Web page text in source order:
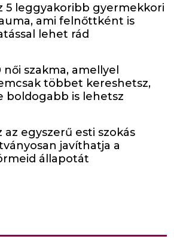
5 leggyakoribb gyermekkori
ami felnőttként is
lehet rád
női szakma, amellyel
többet kereshetsz,
boldogabb is lehetsz
az egyszerű esti szokás
javíthatja a
állapotát